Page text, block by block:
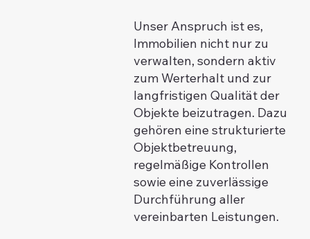
Unser Anspruch ist es,
Immobilien nicht nur zu
verwalten, sondern aktiv
zum Werterhalt und zur
langfristigen Qualität der
Objekte beizutragen. Dazu
gehören eine strukturierte
Objektbetreuung,
regelmäßige Kontrollen
sowie eine zuverlässige
Durchführung aller
vereinbarten Leistungen.